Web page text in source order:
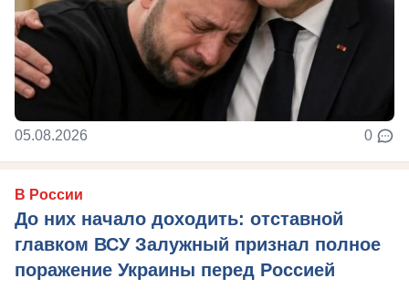
05.08.2026 0
В России
До них начало доходить: отставной
главком ВСУ Залужный признал полное
поражение Украины перед Россией